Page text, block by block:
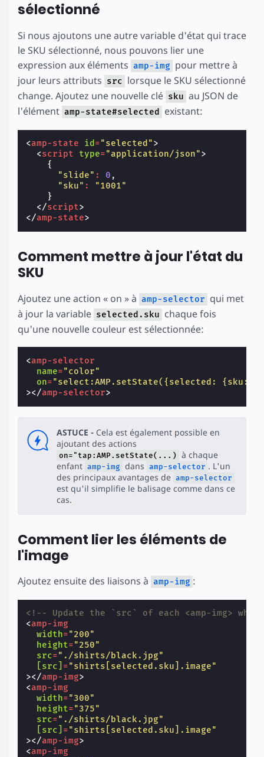
sélectionné
Si nous ajoutons une autre variable d'état qui trace
le SKU sélectionné, nous pouvons lier une
expression aux éléments amp-img pour mettre à
jour leurs attributs src lorsque le SKU sélectionné
change. Ajoutez une nouvelle clé sku au JSON de
l'élément amp-state#selected existant:
<amp-state id ="selected">
<script type="application/json">
{
"slide" : 0 ,
"sku" :
"1001"
}
</script>
</amp-state>
Comment mettre à jour l'état du
SKU
Ajoutez une action « on » à amp-selector qui met
à jour la variable selected.sku chaque fois
qu'une nouvelle couleur est sélectionnée:
<amp-selector
name="color"
on="select:AMP.setState({selected: {sku:
></amp-selector>
ASTUCE - Cela est également possible en
ajoutant des actions
on="tap:AMP.setState(...)
à chaque
enfant amp-img dans amp-selector . L'un
des principaux avantages de amp-selector
est qu'il simplifie le balisage comme dans ce
cas.
Comment lier les éléments de
l'image
Ajoutez ensuite des liaisons à amp-img :
<!-- Update the `src` of each <amp-img>
<amp-img
width="200"
height="250"
src="./shirts/black.jpg"
[src] ="shirts[selected.sku].image"
></amp-img>
<amp-img
width="300"
height="375"
src="./shirts/black.jpg"
[src] ="shirts[selected.sku].image"
></amp-img>
<amp-img